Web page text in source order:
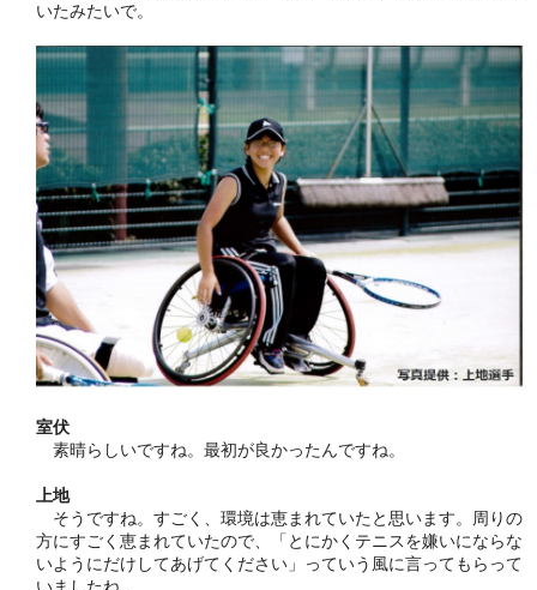
いたみたいで。
室伏
素晴らしいですね。最初が良かったんですね。
上地
そうですね。すごく、環境は恵まれていたと思います。周りの
方にすごく恵まれていたので、「とにかくテニスを嫌いにならな
いようにだけしてあげてください」っていう風に言ってもらって